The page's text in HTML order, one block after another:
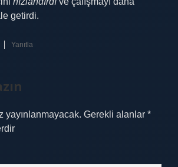
getirdi.
Yanıtla
yayınlanmayacak. Gerekli alanlar *